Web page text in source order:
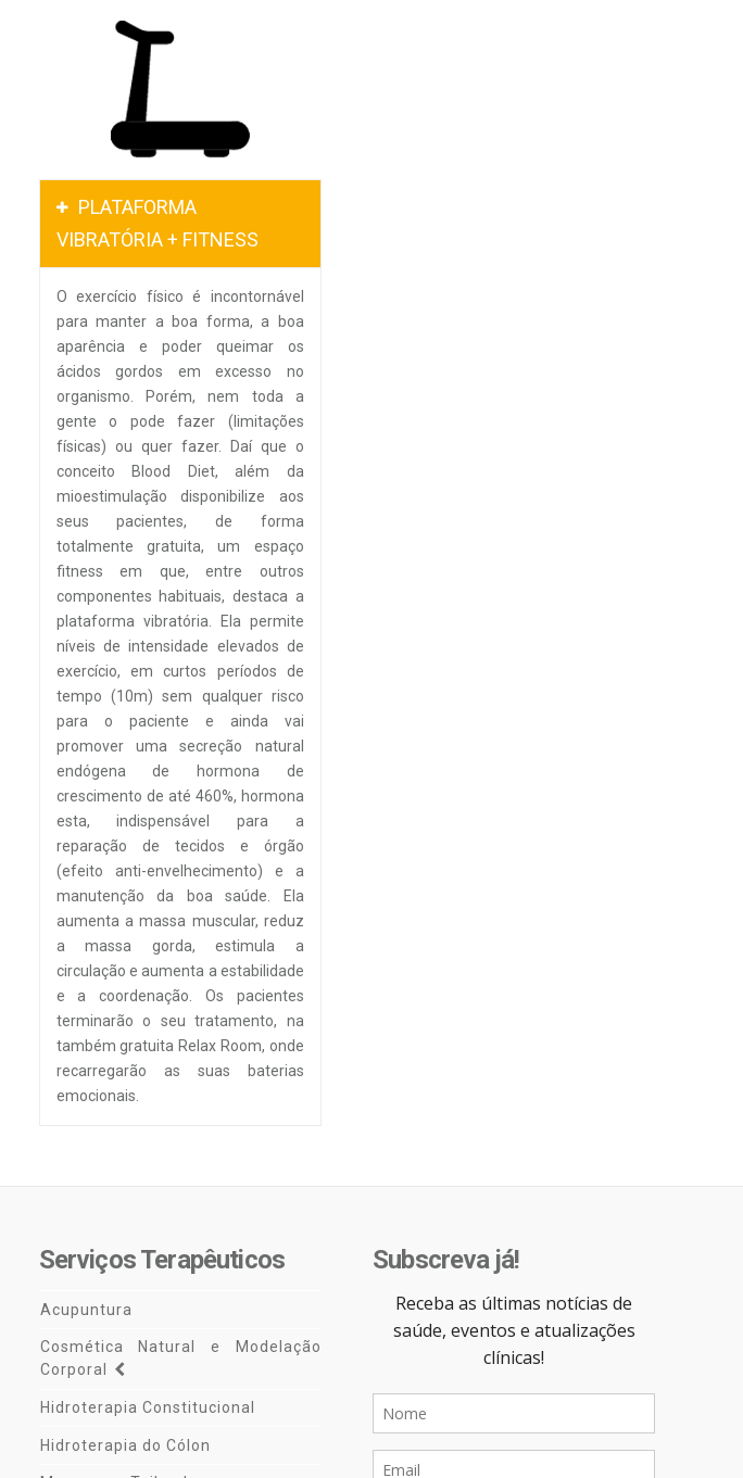
PLATAFORMA
VIBRATÓRIA + FITNESS
O exercício físico é incontornável
para manter a boa forma, a boa
aparência e poder queimar os
ácidos gordos em excesso no
organismo. Porém, nem toda a
gente o pode fazer (limitações
físicas) ou quer fazer. Daí que o
conceito Blood Diet, além da
mioestimulação disponibilize aos
seus pacientes, de forma
totalmente gratuita, um espaço
fitness em que, entre outros
componentes habituais, destaca a
plataforma vibratória. Ela permite
níveis de intensidade elevados de
exercício, em curtos períodos de
tempo (10m) sem qualquer risco
para o paciente e ainda vai
promover uma secreção natural
endógena de hormona de
crescimento de até 460%, hormona
esta, indispensável para a
reparação de tecidos e órgão
(efeito anti-envelhecimento) e a
manutenção da boa saúde. Ela
aumenta a massa muscular, reduz
a massa gorda, estimula a
circulação e aumenta a estabilidade
e a coordenação. Os pacientes
terminarão o seu tratamento, na
também gratuita Relax Room, onde
recarregarão as suas baterias
emocionais.
Serviços Terapêuticos
Acupuntura
Cosmética Natural e Modelação
Corporal
Hidroterapia Constitucional
Hidroterapia do Cólon
Subscreva já!